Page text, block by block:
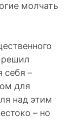
молчать
себя –
для
над этим
– но